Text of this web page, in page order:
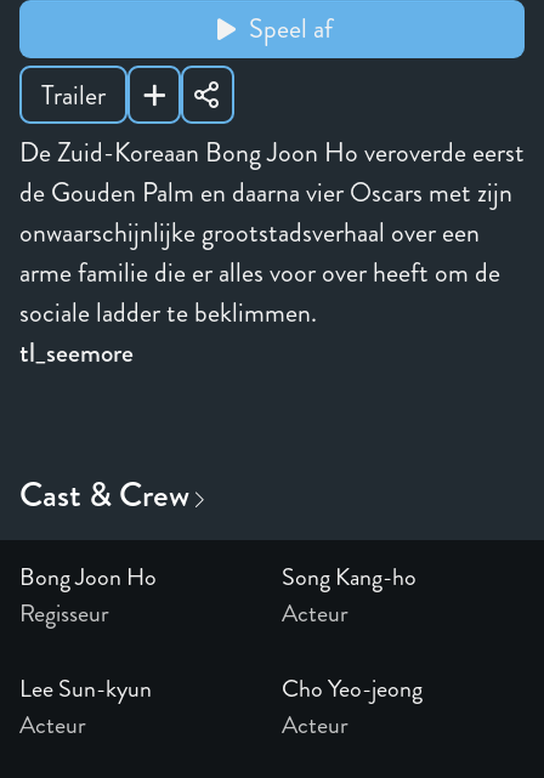
De Zuid-Koreaan Bong Joon Ho veroverde eerst
de Gouden Palm en daarna vier Oscars met zijn
onwaarschijnlijke grootstadsverhaal over een
arme familie die er alles voor over heeft om de
sociale ladder te beklimmen.
tl_seemore
Speel af
Trailer
Bong Joon Ho
Regisseur
Song Kang-ho
Acteur
Lee Sun-kyun
Acteur
Cho Yeo-jeong
Acteur